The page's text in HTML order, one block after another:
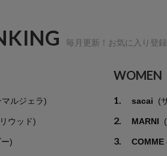
毎月更新！お気に入り登
ルジェラ)
ウッド)
)
WOMEN
1. sacai (
2. MARNI
3. COMME